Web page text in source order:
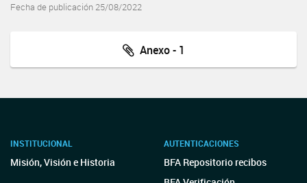
Fecha de publicación 25/08/2022
Anexo - 1
INSTITUCIONAL
Misión, Visión e Historia
AUTENTICACIONES
BFA Repositorio recibos